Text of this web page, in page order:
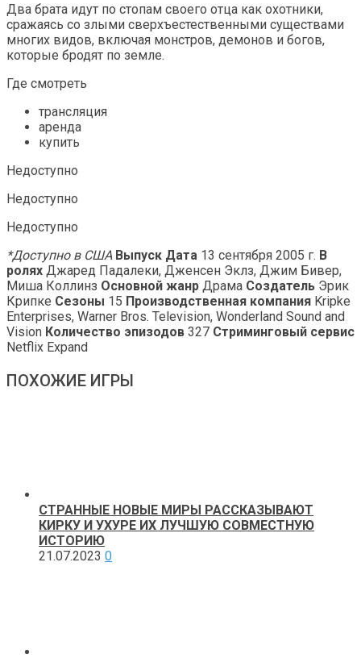
Два брата идут по стопам своего отца как охотники,
сражаясь со злыми сверхъестественными существами
многих видов, включая монстров, демонов и богов,
которые бродят по земле.
Где смотреть
трансляция
аренда
купить
Недоступно
Недоступно
Недоступно
*Доступно в США Выпуск Дата 13 сентября 2005 г. В
ролях Джаред Падалеки, Дженсен Эклз, Джим Бивер,
Миша Коллинз Основной жанр Драма Создатель Эрик
Крипке Сезоны 15 Производственная компания Kripke
Enterprises, Warner Bros. Television, Wonderland Sound and
Vision Количество эпизодов 327 Стриминговый сервис
Netflix Expand
ПОХОЖИЕ ИГРЫ
СТРАННЫЕ НОВЫЕ МИРЫ РАССКАЗЫВАЮТ
КИРКУ И УХУРЕ ИХ ЛУЧШУЮ СОВМЕСТНУЮ
ИСТОРИЮ
21.07.2023 0